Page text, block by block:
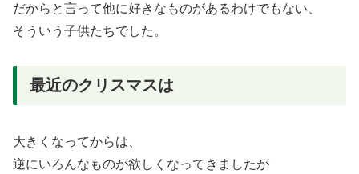
だからと言って他に好きなものがあるわけでもない、
そういう子供たちでした。
最近のクリスマスは
大きくなってからは、
逆にいろんなものが欲しくなってきましたが